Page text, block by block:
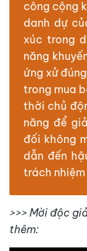
công cộng
danh dự
xúc trong
năng
ứng xử
trong mua
thời chủ
năng để
đối không
dẫn đến
trách
>>> Mời độc
thêm: